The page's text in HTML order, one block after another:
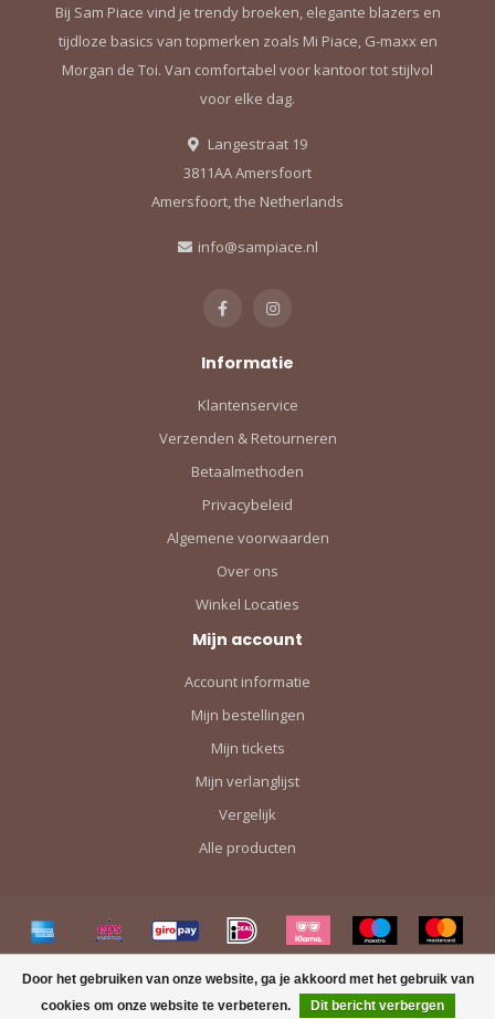
Door het gebruiken van onze website, ga je akkoord met het gebruik van
cookies om onze website te verbeteren.
Dit bericht verbergen
Bij Sam Piace vind je trendy broeken, elegante blazers en
tijdloze basics van topmerken zoals Mi Piace, G-maxx en
Morgan de Toi. Van comfortabel voor kantoor tot stijlvol
voor elke dag.
Langestraat 19
3811AA Amersfoort
Amersfoort, the Netherlands
info@sampiace.nl
Informatie
Klantenservice
Verzenden & Retourneren
Betaalmethoden
Privacybeleid
Algemene voorwaarden
Over ons
Winkel Locaties
Mijn account
Account informatie
Mijn bestellingen
Mijn tickets
Mijn verlanglijst
Vergelijk
Alle producten